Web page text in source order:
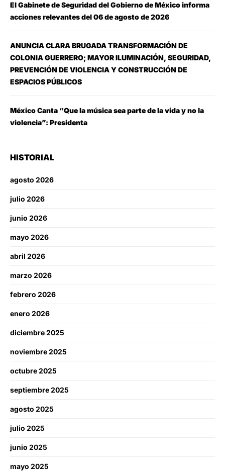
El Gabinete de Seguridad del Gobierno de México informa
acciones relevantes del 06 de agosto de 2026
ANUNCIA CLARA BRUGADA TRANSFORMACIÓN DE
COLONIA GUERRERO; MAYOR ILUMINACIÓN, SEGURIDAD,
PREVENCIÓN DE VIOLENCIA Y CONSTRUCCIÓN DE
ESPACIOS PÚBLICOS
México Canta “Que la música sea parte de la vida y no la
violencia”: Presidenta
HISTORIAL
agosto 2026
julio 2026
junio 2026
mayo 2026
abril 2026
marzo 2026
febrero 2026
enero 2026
diciembre 2025
noviembre 2025
octubre 2025
septiembre 2025
agosto 2025
julio 2025
junio 2025
mayo 2025